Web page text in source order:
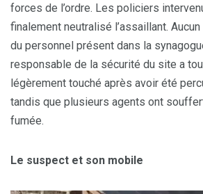
forces de l’ordre. Les policiers
finalement neutralisé l’assaillant.
du personnel présent dans la
responsable de la sécurité du site a
légèrement touché après avoir été
tandis que plusieurs agents ont
fumée.
Le suspect et son mobile